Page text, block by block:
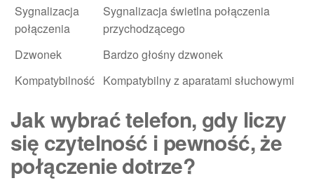
Sygnalizacja
połączenia
Sygnalizacja świetlna połączenia
przychodzącego
Dzwonek
Bardzo głośny dzwonek
Kompatybilność Kompatybilny z aparatami słuchowymi
Jak wybrać telefon, gdy liczy
się czytelność i pewność, że
połączenie dotrze?